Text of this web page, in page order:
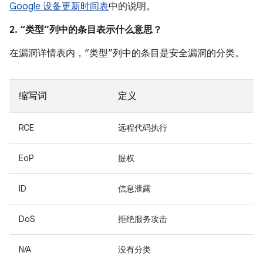
Google 设备更新时间表中的说明。
2. “类型”列中的条目表示什么意思？
在漏洞详情表内，“类型”列中的条目是安全漏洞的分类。
缩写词 定义
RCE 远程代码执行
EoP 提权
ID 信息泄露
DoS 拒绝服务攻击
N/A 没有分类